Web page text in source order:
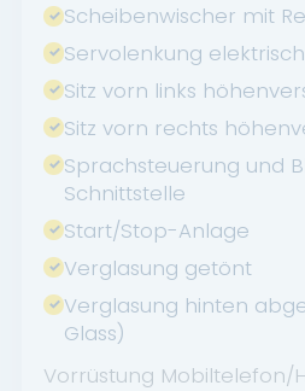
Scheibenwischer mit
Servolenkung elektrisch
Sitz vorn links
Sitz vorn rechts
Sprachsteuerung und
Schnittstelle
Start/Stop-Anlage
Verglasung getönt
Verglasung hinten
Glass)
Vorrüstung Mobiltelefon/